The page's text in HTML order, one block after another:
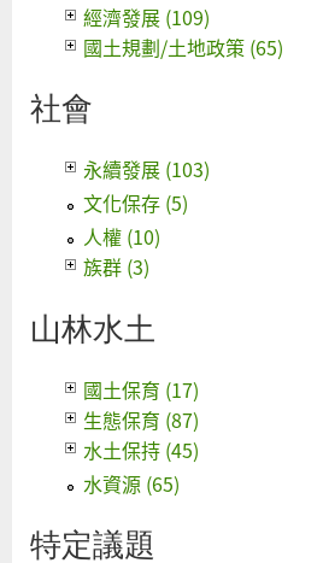
經濟發展 (109)
國土規劃/土地政策 (65)
社會
永續發展 (103)
文化保存 (5)
人權 (10)
族群 (3)
山林水土
國土保育 (17)
生態保育 (87)
水土保持 (45)
水資源 (65)
特定議題